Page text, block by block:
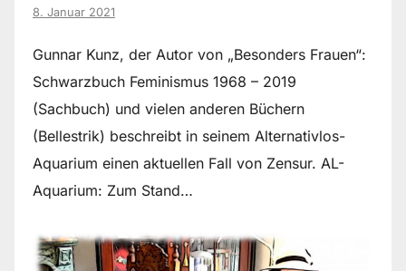
8. Januar 2021
Gunnar Kunz, der Autor von „Besonders Frauen“:
Schwarzbuch Feminismus 1968 – 2019
(Sachbuch) und vielen anderen Büchern
(Bellestrik) beschreibt in seinem Alternativlos-
Aquarium einen aktuellen Fall von Zensur. AL-
Aquarium: Zum Stand…